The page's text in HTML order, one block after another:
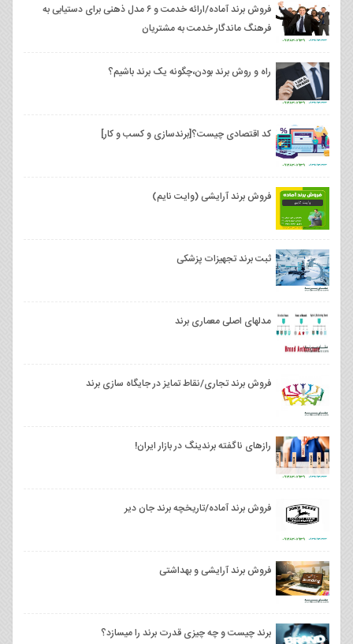
فروش برند آماده/ارائه خدمت و ۶ مدل ذهنی برای دستیابی به
فرهنگ ماندگار خدمت به مشتریان
راه و روش برند بودن،چگونه یک برند باشیم؟
کد اقتصادی چیست؟[برندسازی و کسب و کار]
فروش برند آرایشی (وایت نایم)
ثبت برند تجهیزات پزشکی
مدلهای اصلی معماری برند
فروش برند تجاری/نقاط تمایز در جایگاه سازی برند
رازهای ناگفته برندینگ در بازار ایران!
فروش برند آماده/تاریخچه برند جان دیر
فروش برند آرایشی و بهداشتی
برند چیست و چه چیزی قدرت برند را میسازد؟